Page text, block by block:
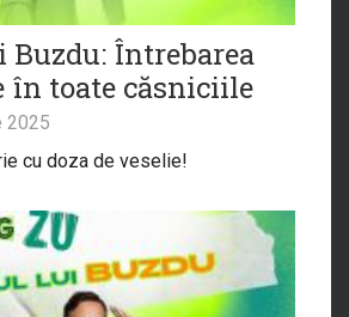
Buzdu: Întrebarea
în toate căsniciile
2025
cu doza de veselie!